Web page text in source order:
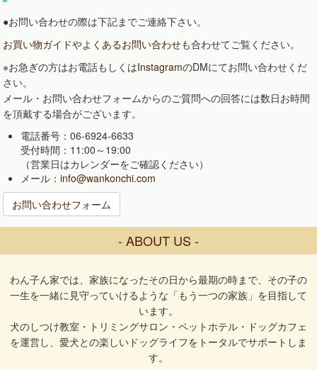
●お問い合わせの際は下記までご連絡下さい。
お買い物ガイドやよくあるお問い合わせも合わせてご覧ください。
※お急ぎの方はお電話もしくはInstagramのDMにてお問い合わせくだ
さい。
メール・お問い合わせフォームからのご質問への回答には数日お時間
を頂戴する場合がございます。
電話番号：06-6924-6633
受付時間：11:00～19:00
（営業日はカレンダーをご確認ください）
メール：info@wankonchi.com
お問い合わせフォーム
- ABOUT US -
わん子ん家では、家族になったその日から最期の時まで、その子の
一生を一緒に見守っていけるような「もう一つの家族」を目指して
います。
犬のしつけ教室・トリミングサロン・ペットホテル・ドッグカフェ
を運営し、愛犬との楽しいドッグライフをトータルでサポートしま
す。